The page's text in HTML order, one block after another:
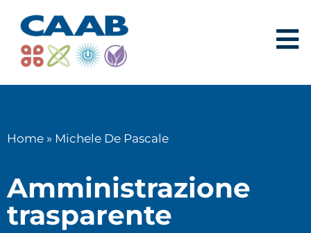
Home » Michele De Pascale
Amministrazione
trasparente